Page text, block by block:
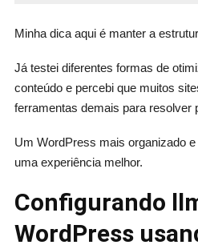
Minha dica aqui é manter a
Já testei diferentes formas de
conteúdo e percebi que muitos
ferramentas demais para resolver
Um WordPress mais organizado
uma experiência melhor.
Configurando
WordPress